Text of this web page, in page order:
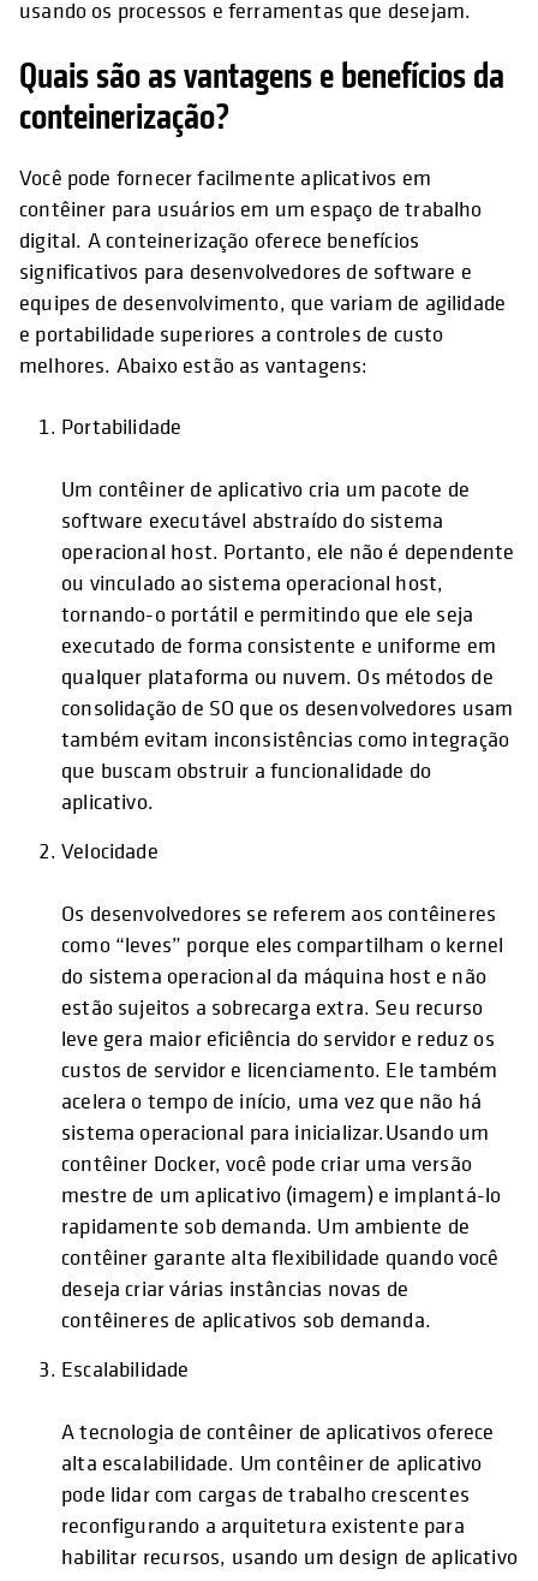
usando os processos e ferramentas que desejam.
Quais são as vantagens e benefícios da
conteinerização?
Você pode fornecer facilmente aplicativos em
contêiner para usuários em um espaço de trabalho
digital. A conteinerização oferece benefícios
significativos para desenvolvedores de software e
equipes de desenvolvimento, que variam de agilidade
e portabilidade superiores a controles de custo
melhores. Abaixo estão as vantagens:
Portabilidade
Um contêiner de aplicativo cria um pacote de
software executável abstraído do sistema
operacional host. Portanto, ele não é dependente
ou vinculado ao sistema operacional host,
tornando-o portátil e permitindo que ele seja
executado de forma consistente e uniforme em
qualquer plataforma ou nuvem. Os métodos de
consolidação de SO que os desenvolvedores usam
também evitam inconsistências como integração
que buscam obstruir a funcionalidade do
aplicativo.
Velocidade
Os desenvolvedores se referem aos contêineres
como “leves” porque eles compartilham o kernel
do sistema operacional da máquina host e não
estão sujeitos a sobrecarga extra. Seu recurso
leve gera maior eficiência do servidor e reduz os
custos de servidor e licenciamento. Ele também
acelera o tempo de início, uma vez que não há
sistema operacional para inicializar.Usando um
contêiner Docker, você pode criar uma versão
mestre de um aplicativo (imagem) e implantá-lo
rapidamente sob demanda. Um ambiente de
contêiner garante alta flexibilidade quando você
deseja criar várias instâncias novas de
contêineres de aplicativos sob demanda.
Escalabilidade
A tecnologia de contêiner de aplicativos oferece
alta escalabilidade. Um contêiner de aplicativo
pode lidar com cargas de trabalho crescentes
reconfigurando a arquitetura existente para
habilitar recursos, usando um design de aplicativo